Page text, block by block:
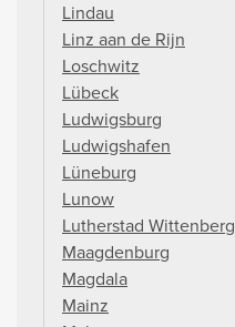
Lindau
Linz aan de Rijn
Loschwitz
Lübeck
Ludwigsburg
Ludwigshafen
Lüneburg
Lunow
Lutherstad Wittenberg
Maagdenburg
Magdala
Mainz